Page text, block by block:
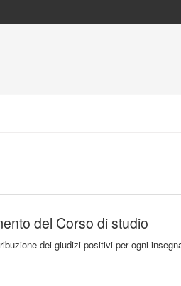
del Corso di studio
dei giudizi positivi per ogni